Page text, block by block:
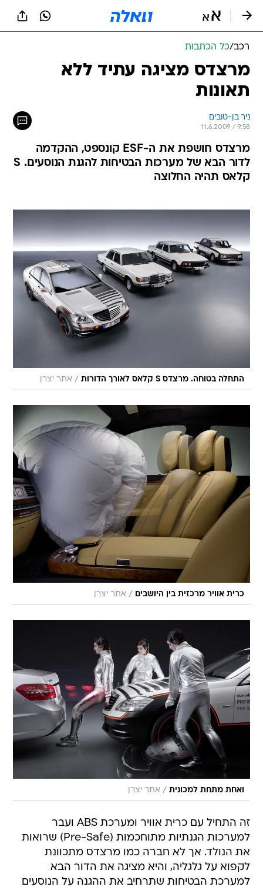
רכב/כל הכתבות
מרצדס מציגה עתיד ללא
תאונות
ניר בן-טובים
11.6.2009 / 9:58
מרצדס חושפת את ה-ESF קונספט, ההקדמה
לדור הבא של מערכות הבטיחות להגנת הנוסעים. S
קלאס תהיה החלוצה
התחלה בטוחה. מרצדס S קלאס לאורך הדורות / אתר יצרן
כרית אוויר מרכזית בין היושבים / אתר יצרן
ואחת מתחת למכונית / אתר יצרן
זה התחיל עם כרית אוויר ומערכת ABS ועבר
למערכות הגנתיות מתוחכמות (Pre-Safe) שרואות
את הנולד. אך לא חברה כמו מרצדס מתכוונת
לקפוא על גלגליה, והיא מציגה את הדור הבא
למערכת הבטיחות שתרחיב את ההגנה על הנוסעים 